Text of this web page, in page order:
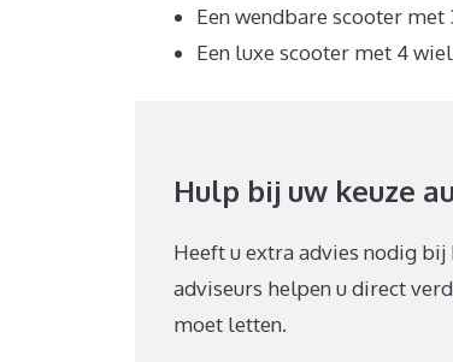
Een wendbare scooter
Een luxe scooter met 4
Hulp bij uw keuze
Heeft u extra advies nodig
adviseurs helpen u direct
moet letten.